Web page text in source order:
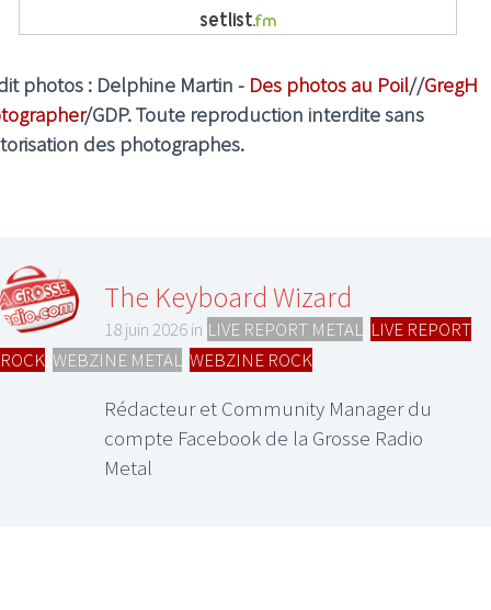
photos : Delphine Martin - Des photos au Poil//GregH
/GDP. Toute reproduction interdite sans
des photographes.
The Keyboard Wizard
18 juin 2026 in LIVE REPORT METAL LIVE REPORT
ROCK WEBZINE METAL WEBZINE ROCK
Rédacteur et Community Manager du
compte Facebook de la Grosse Radio
Metal